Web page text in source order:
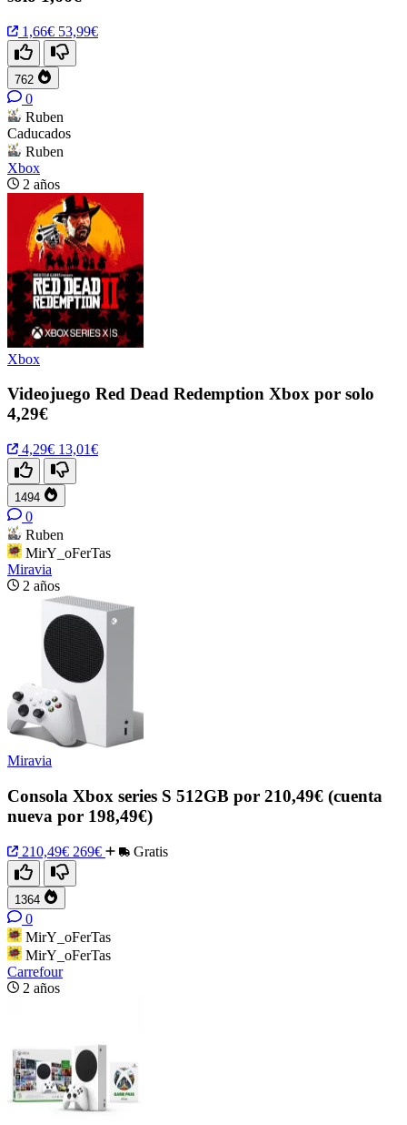
1,66€ 53,99€
762
0
Ruben
Caducados
Ruben
Xbox
2 años
Xbox
Videojuego Red Dead Redemption Xbox por solo
4,29€
4,29€ 13,01€
1494
0
Ruben
MirY_oFerTas
Miravia
2 años
Miravia
Consola Xbox series S 512GB por 210,49€ (cuenta
nueva por 198,49€)
210,49€ 269€ Gratis
1364
0
MirY_oFerTas
MirY_oFerTas
Carrefour
2 años